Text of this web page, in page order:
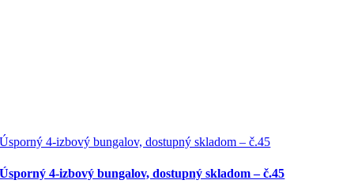
Úsporný 4-izbový bungalov, dostupný skladom – č.45
Úsporný 4-izbový bungalov, dostupný skladom – č.45